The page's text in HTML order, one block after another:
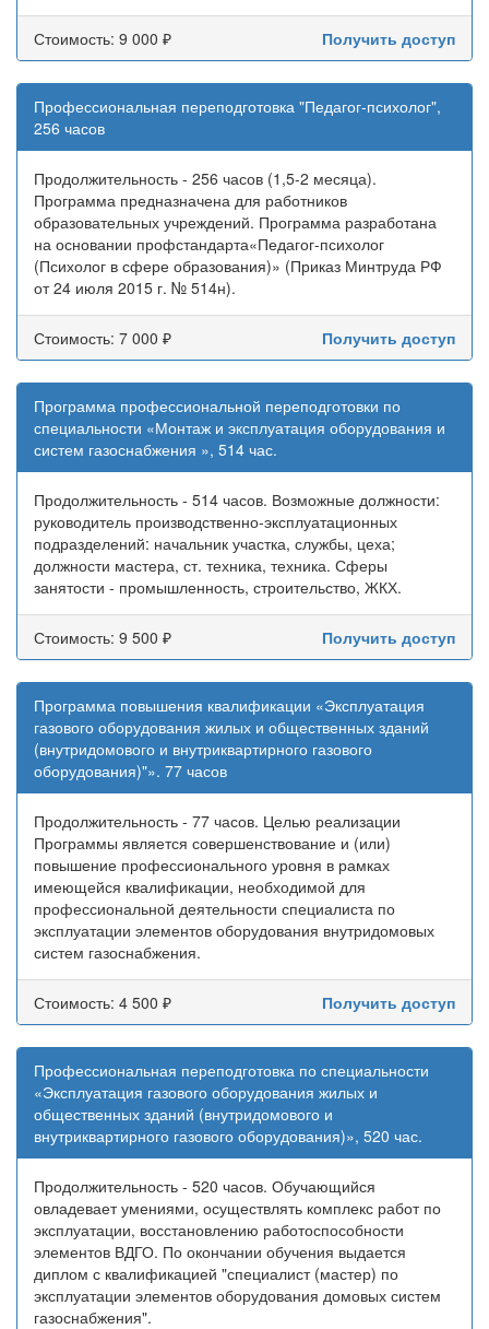
Стоимость: 9 000 ₽ Получить доступ
Профессиональная переподготовка "Педагог-психолог",
256 часов
Продолжительность - 256 часов (1,5-2 месяца).
Программа предназначена для работников
образовательных учреждений. Программа разработана
на основании профстандарта«Педагог-психолог
(Психолог в сфере образования)» (Приказ Минтруда РФ
от 24 июля 2015 г. № 514н).
Стоимость: 7 000 ₽ Получить доступ
Программа профессиональной переподготовки по
специальности «Монтаж и эксплуатация оборудования и
систем газоснабжения », 514 час.
Продолжительность - 514 часов. Возможные должности:
руководитель производственно-эксплуатационных
подразделений: начальник участка, службы, цеха;
должности мастера, ст. техника, техника. Сферы
занятости - промышленность, строительство, ЖКХ.
Стоимость: 9 500 ₽ Получить доступ
Программа повышения квалификации «Эксплуатация
газового оборудования жилых и общественных зданий
(внутридомового и внутриквартирного газового
оборудования)"». 77 часов
Продолжительность - 77 часов. Целью реализации
Программы является совершенствование и (или)
повышение профессионального уровня в рамках
имеющейся квалификации, необходимой для
профессиональной деятельности специалиста по
эксплуатации элементов оборудования внутридомовых
систем газоснабжения.
Стоимость: 4 500 ₽ Получить доступ
Профессиональная переподготовка по специальности
«Эксплуатация газового оборудования жилых и
общественных зданий (внутридомового и
внутриквартирного газового оборудования)», 520 час.
Продолжительность - 520 часов. Обучающийся
овладевает умениями, осуществлять комплекс работ по
эксплуатации, восстановлению работоспособности
элементов ВДГО. По окончании обучения выдается
диплом с квалификацией "специалист (мастер) по
эксплуатации элементов оборудования домовых систем
газоснабжения".